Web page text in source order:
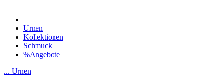
Urnen
Kollektionen
Schmuck
%Angebote
... Urnen